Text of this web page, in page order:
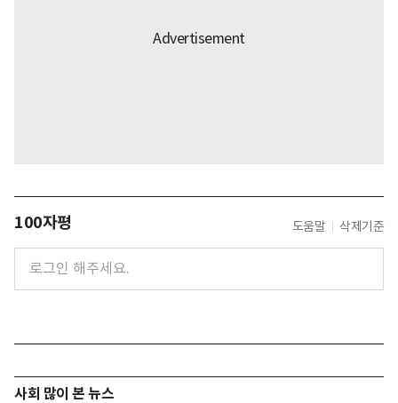
100자평 도움말 삭제기준
사회 많이 본 뉴스